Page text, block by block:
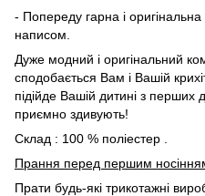
- Попереду гарна і
написом.
Дуже модний і оригінальний
сподобається Вам і Вашій
підійде Вашій дитині з перших
приємно здивують!
Склад : 100 % поліестер .
Прання перед першим
Прати будь-які трикотажні